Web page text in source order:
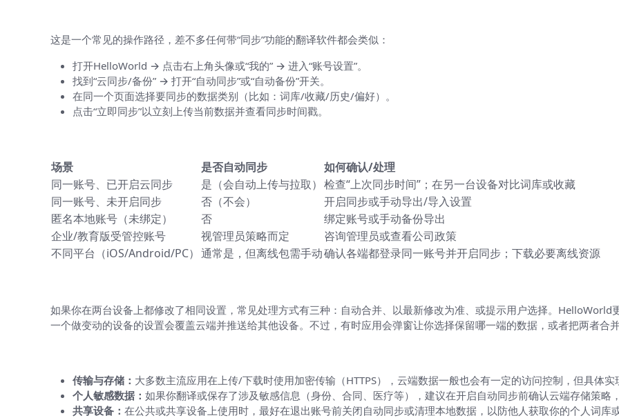
这是一个常见的操作路径，差不多任何带“同步”功能的翻译软件都会类似：
打开HelloWorld → 点击右上角头像或“我的” → 进入“账号设置”。
找到“云同步/备份” → 打开“自动同步”或“自动备份”开关。
在同一个页面选择要同步的数据类别（比如：词库/收藏/历史/偏好）。
点击“立即同步”以立刻上传当前数据并查看同步时间戳。
场景 是否自动同步
如何确认/处理
同一账号、已开启云同步
是（会自动上传与拉取） 检查“上次同步时间”；在另一台设备对比词库或收藏
同一账号、未开启同步
否（不会）
开启同步或手动导出/导入设置
匿名本地账号（未绑定）
否
绑定账号或手动备份导出
企业/教育版受管控账号
视管理员策略而定
咨询管理员或查看公司政策
不同平台（iOS/Android/PC） 通常是，但离线包需手动确认各端都登录同一账号并开启同步；下载必要离线资源
如果你在两台设备上都修改了相同设置，常见处理方式有三种：自动合并、以最新修改为准、或提示用户选择。
一个做变动的设备的设置会覆盖云端并推送给其他设备。不过，有时应用会弹窗让你选择保留哪一端的数据，或者把两者合
传输与存储： 大多数主流应用在上传/下载时使用加密传输（HTTPS），云端数据一般也会有一定的访问控制，但具体
个人敏感数据： 如果你翻译或保存了涉及敏感信息（身份、合同、医疗等），建议在开启自动同步前确认云端存储策略
共享设备： 在公共或共享设备上使用时，最好在退出账号前关闭自动同步或清理本地数据，以防他人获取你的个人词库